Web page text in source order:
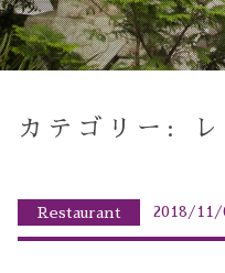
カテゴリー: レ
Restaurant 2018/11/